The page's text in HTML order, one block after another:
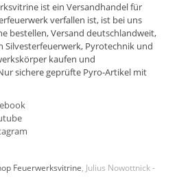
ist ein Versandhandelfür
verfallen ist, ist bei uns
bestellen,Versand deutschlandweit,
Silvesterfeuerwerk, Pyrotechnik und
kaufen und
sichere geprüfte Pyro-Artikel mit
Feuerwerksvitrine , Julius Nowottnick -